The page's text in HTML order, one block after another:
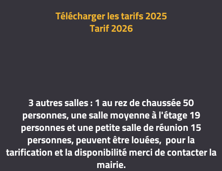
Télécharger les tarifs 2025
Tarif 2026
3 autres salles : 1 au rez de chaussée 50
personnes, une salle moyenne à l'étage 19
personnes et une petite salle de réunion 15
personnes, peuvent être louées, pour la
tarification et la disponibilité merci de contacter la
mairie.